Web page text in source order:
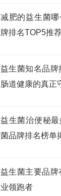
减肥的益生菌
牌排名TOP5推
益生菌知名品牌
肠道健康的真正
益生菌治便秘
菌品牌排名榜单
益生菌主要品
业领跑者